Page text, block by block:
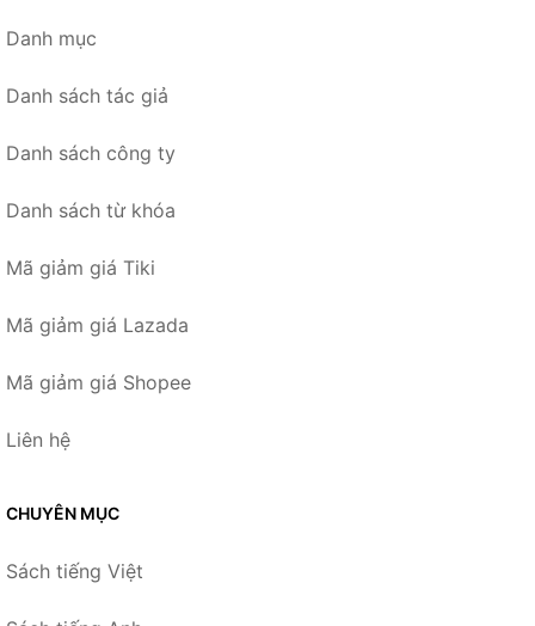
Danh mục
Danh sách tác giả
Danh sách công ty
Danh sách từ khóa
Mã giảm giá Tiki
Mã giảm giá Lazada
Mã giảm giá Shopee
Liên hệ
CHUYÊN MỤC
Sách tiếng Việt